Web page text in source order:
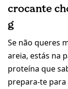
crocante
g
Se não queres
areia, estás na
proteína que
prepara-te para